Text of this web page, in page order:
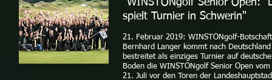
"WINSTONgolf Senior Open:
spielt Turnier in Schwerin"
21. Februar 2019: WINSTONgolf-
Bernhard Langer kommt nach
bestreitet als einziges Turnier auf
Boden die WINSTONgolf Senior Open
21. Juli vor den Toren der